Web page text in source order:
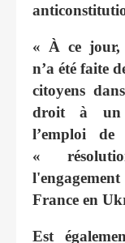
« À ce jour,
n’a été faite
citoyens
droit à un
l’emploi
«
France en
Est